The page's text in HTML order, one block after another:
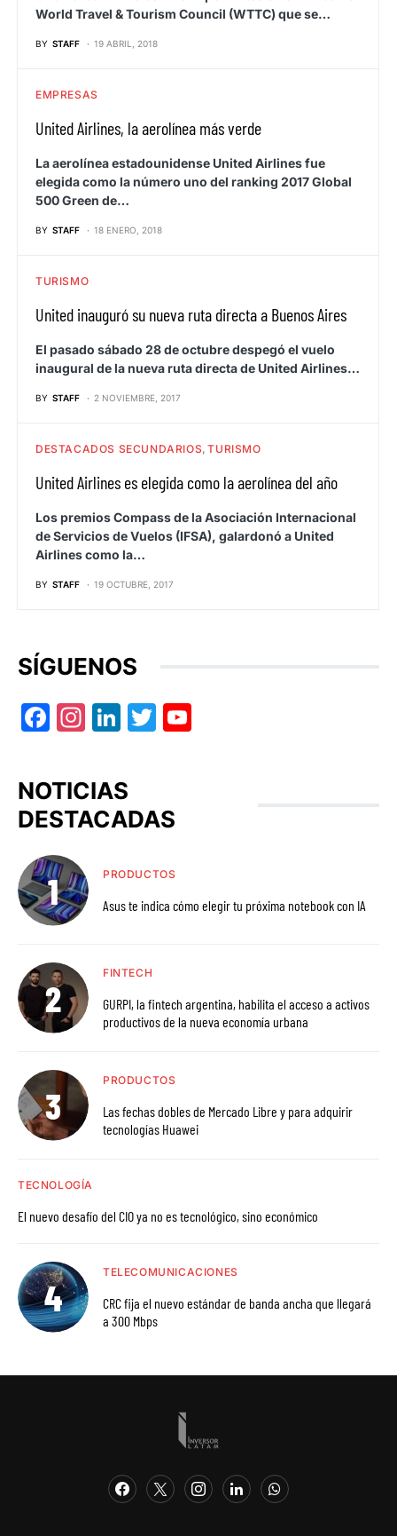
World Travel & Tourism Council (WTTC) que se…
BY STAFF 19 ABRIL, 2018
EMPRESAS
United Airlines, la aerolínea más verde
La aerolínea estadounidense United Airlines fue
elegida como la número uno del ranking 2017 Global
500 Green de…
BY STAFF 18 ENERO, 2018
TURISMO
United inauguró su nueva ruta directa a Buenos Aires
El pasado sábado 28 de octubre despegó el vuelo
inaugural de la nueva ruta directa de United Airlines…
BY STAFF 2 NOVIEMBRE, 2017
DESTACADOS SECUNDARIOS TURISMO
United Airlines es elegida como la aerolínea del año
Los premios Compass de la Asociación Internacional
de Servicios de Vuelos (IFSA), galardonó a United
Airlines como la…
BY STAFF 19 OCTUBRE, 2017
SÍGUENOS
Facebook
Instagram
LinkedIn
Twitter
NOTICIAS
DESTACADAS
PRODUCTOS
Asus te indica cómo elegir tu próxima notebook con IA
FINTECH
GURPI, la fintech argentina, habilita el acceso a activos
productivos de la nueva economía urbana
PRODUCTOS
Las fechas dobles de Mercado Libre y para adquirir
tecnologías Huawei
TECNOLOGÍA
El nuevo desafío del CIO ya no es tecnológico, sino económico
TELECOMUNICACIONES
CRC fija el nuevo estándar de banda ancha que llegará
a 300 Mbps